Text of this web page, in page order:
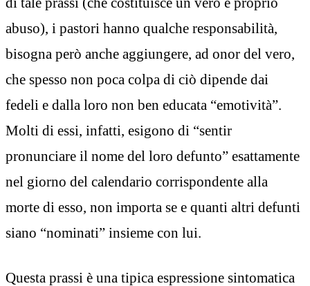
abuso), i pastori hanno qualche responsabilità,
bisogna però anche aggiungere, ad onor del vero,
che spesso non poca colpa di ciò dipende dai
fedeli e dalla loro non ben educata “emotività”.
Molti di essi, infatti, esigono di “sentir
pronunciare il nome del loro defunto” esattamente
nel giorno del calendario corrispondente alla
morte di esso, non importa se e quanti altri defunti
siano “nominati” insieme con lui.
Questa prassi è una tipica espressione sintomatica